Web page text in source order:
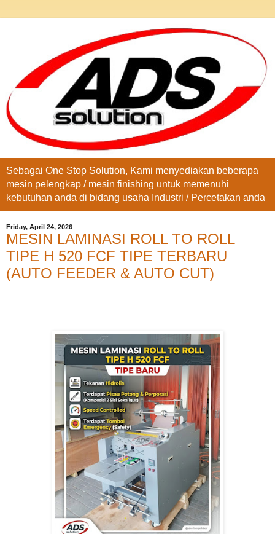
Sebagai One Stop Solution, Kami menyediakan beberapa
mesin pelengkap / mesin finishing untuk memenuhi
kebutuhan anda di bidang usaha Industri / Percetakan anda
Friday, April 24, 2026
MESIN LAMINASI ROLL TO ROLL
TIPE H 520 FCF TIPE TERBARU
(AUTO FEEDER & AUTO CUT)